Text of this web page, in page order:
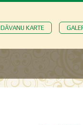
DĀVANU KARTE